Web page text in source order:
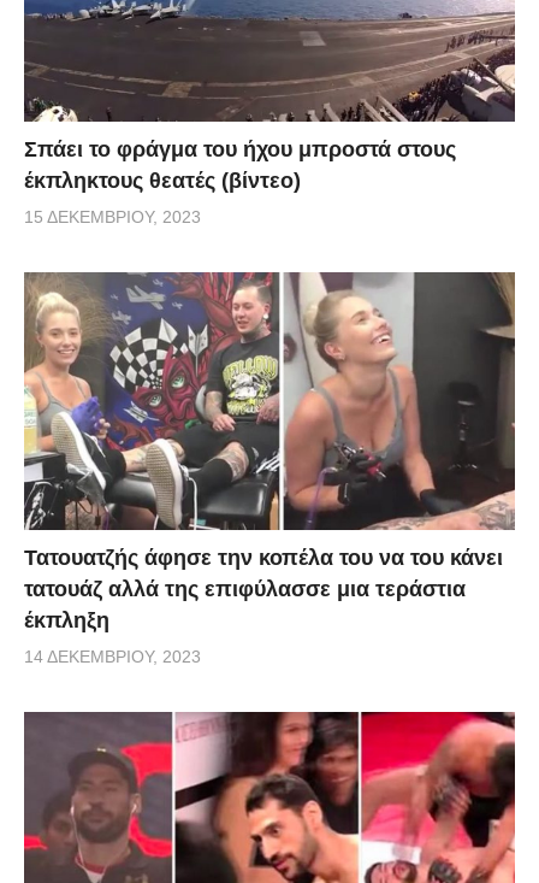
Σπάει το φράγμα του ήχου μπροστά στους
έκπληκτους θεατές (βίντεο)
15 ΔΕΚΕΜΒΡΊΟΥ, 2023
Τατουατζής άφησε την κοπέλα του να του κάνει
τατουάζ αλλά της επιφύλασσε μια τεράστια
έκπληξη
14 ΔΕΚΕΜΒΡΊΟΥ, 2023